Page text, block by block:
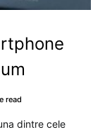
read
dintre cele